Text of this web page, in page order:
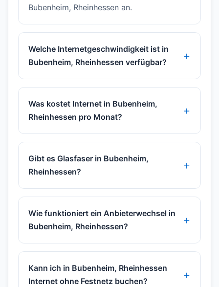
Bubenheim, Rheinhessen an.
Welche Internetgeschwindigkeit ist in
Bubenheim, Rheinhessen verfügbar?
Was kostet Internet in Bubenheim,
Rheinhessen pro Monat?
Gibt es Glasfaser in Bubenheim,
Rheinhessen?
Wie funktioniert ein Anbieterwechsel in
Bubenheim, Rheinhessen?
Kann ich in Bubenheim, Rheinhessen
Internet ohne Festnetz buchen?